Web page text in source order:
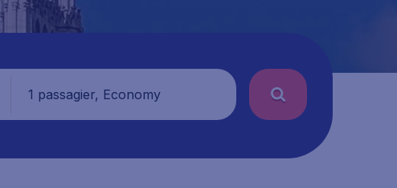
1 passagier, Economy